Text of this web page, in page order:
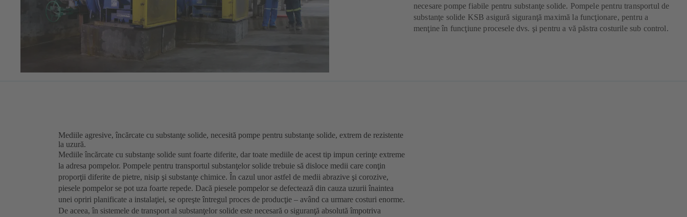
necesare pompe fiabile pentru substanţe solide. Pompele pentru transportul de
substanţe solide KSB asigură siguranţă maximă la funcţionare, pentru a
menţine în funcţiune procesele dvs. şi pentru a vă păstra costurile sub control.
Mediile agresive, încărcate cu substanţe solide, necesită pompe pentru substanţe solide, extrem de rezistente
la uzură.
Mediile încărcate cu substanţe solide sunt foarte diferite, dar toate mediile de acest tip impun cerinţe extreme
la adresa pompelor. Pompele pentru transportul substanţelor solide trebuie să disloce medii care conţin
proporţii diferite de pietre, nisip şi substanţe chimice. În cazul unor astfel de medii abrazive şi corozive,
piesele pompelor se pot uza foarte repede. Dacă piesele pompelor se defectează din cauza uzurii înaintea
unei opriri planificate a instalaţiei, se opreşte întregul proces de producţie – având ca urmare costuri enorme.
De aceea, în sistemele de transport al substanţelor solide este necesară o siguranţă absolută împotriva